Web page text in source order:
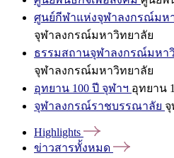
ศูนย์กีฬาแห่งจุฬาลงกรณ์มห
จุฬาลงกรณ์มหาวิทยาลัย
ธรรมสถานจุฬาลงกรณ์มหา
จุฬาลงกรณ์มหาวิทยาลัย
อุทยาน 100 ปี จุฬาฯ อุทยาน
จุฬาลงกรณ์ราชบรรณาลัย
Highlights
ข่าวสารทั้งหมด